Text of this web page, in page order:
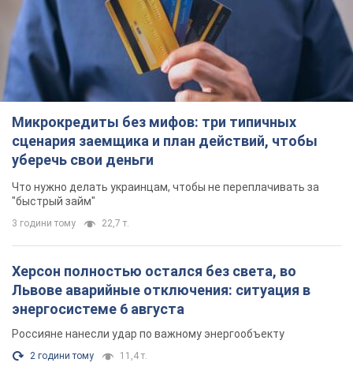
Микрокредиты без мифов: три типичных
сценария заемщика и план действий, чтобы
уберечь свои деньги
Что нужно делать украинцам, чтобы не переплачивать за
"быстрый займ"
3 години тому 22,7 т.
Херсон полностью остался без света, во
Львове аварийные отключения: ситуация в
энергосистеме 6 августа
Россияне нанесли удар по важному энергообъекту
2 години тому 11,4 т.